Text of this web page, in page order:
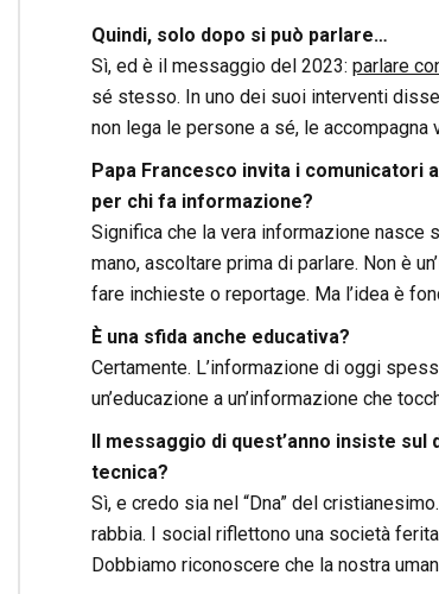
Quindi, solo dopo si può parlare…
Sì, ed è il messaggio del 2023: parlare
sé stesso. In uno dei suoi interventi
non lega le persone a sé, le accompagna
Papa Francesco invita i comunicatori a
per chi fa informazione?
Significa che la vera informazione nasce
mano, ascoltare prima di parlare. Non è
fare inchieste o reportage. Ma l’idea è
È una sfida anche educativa?
Certamente. L’informazione di oggi
un’educazione a un’informazione che
Il messaggio di quest’anno insiste sul
tecnica?
Sì, e credo sia nel “Dna” del
rabbia. I social riflettono una società
Dobbiamo riconoscere che la nostra